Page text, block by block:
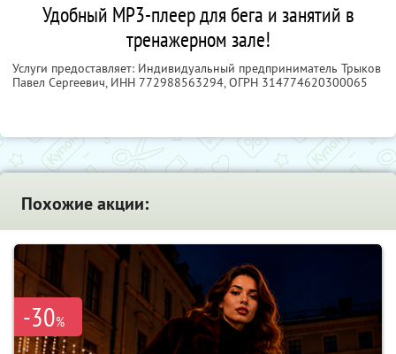
Удобный MP3-плеер для бега и занятий в
тренажерном зале!
Услуги предоставляет: Индивидуальный предприниматель Трыков
Павел Сергеевич, ИНН 772988563294, ОГРН 314774620300065
Похожие акции:
-30%